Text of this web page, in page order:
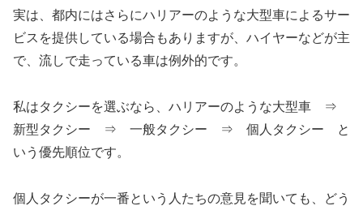
実は、都内にはさらにハリアーのような大型車によるサー
ビスを提供している場合もありますが、ハイヤーなどが主
で、流しで走っている車は例外的です。
私はタクシーを選ぶなら、ハリアーのような大型車 ⇒
新型タクシー ⇒ 一般タクシー ⇒ 個人タクシー と
いう優先順位です。
個人タクシーが一番という人たちの意見を聞いても、どう